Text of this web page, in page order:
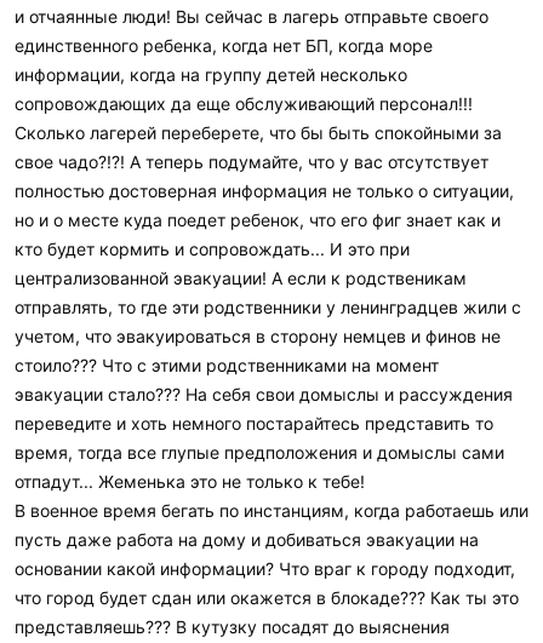
и отчаянные люди! Вы сейчас в лагерь отправьте своего
единственного ребенка, когда нет БП, когда море
информации, когда на группу детей несколько
сопровождающих да еще обслуживающий персонал!!!
Сколько лагерей переберете, что бы быть спокойными за
свое чадо?!?! А теперь подумайте, что у вас отсутствует
полностью достоверная информация не только о ситуации,
но и о месте куда поедет ребенок, что его фиг знает как и
кто будет кормить и сопровождать... И это при
централизованной эвакуации! А если к родственикам
отправлять, то где эти родственники у ленинградцев жили с
учетом, что эвакуироваться в сторону немцев и финов не
стоило??? Что с этими родственниками на момент
эвакуации стало??? На себя свои домыслы и рассуждения
переведите и хоть немного постарайтесь представить то
время, тогда все глупые предположения и домыслы сами
отпадут... Жеменька это не только к тебе!
В военное время бегать по инстанциям, когда работаешь или
пусть даже работа на дому и добиваться эвакуации на
основании какой информации? Что враг к городу подходит,
что город будет сдан или окажется в блокаде??? Как ты это
представляешь??? В кутузку посадят до выяснения